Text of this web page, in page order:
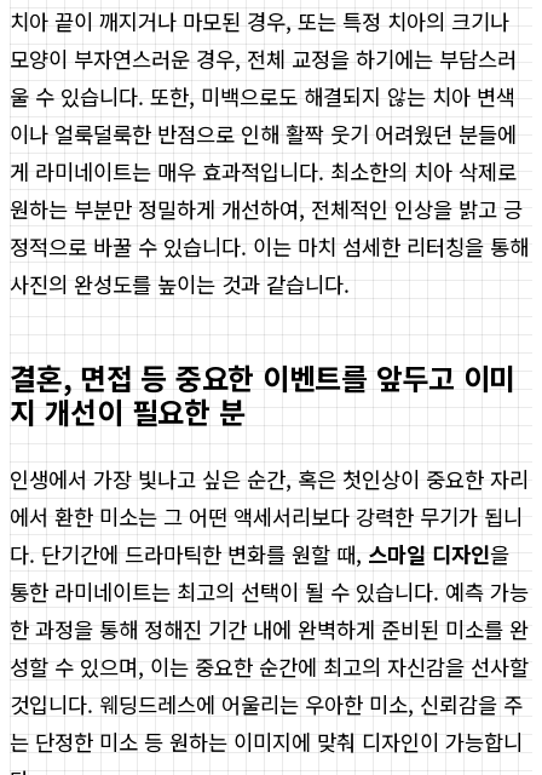
치아 끝이 깨지거나 마모된 경우, 또는 특정 치아의 크기나
모양이 부자연스러운 경우, 전체 교정을 하기에는 부담스러
울 수 있습니다. 또한, 미백으로도 해결되지 않는 치아 변색
이나 얼룩덜룩한 반점으로 인해 활짝 웃기 어려웠던 분들에
게 라미네이트는 매우 효과적입니다. 최소한의 치아 삭제로
원하는 부분만 정밀하게 개선하여, 전체적인 인상을 밝고 긍
정적으로 바꿀 수 있습니다. 이는 마치 섬세한 리터칭을 통해
사진의 완성도를 높이는 것과 같습니다.
결혼, 면접 등 중요한 이벤트를 앞두고 이미
지 개선이 필요한 분
인생에서 가장 빛나고 싶은 순간, 혹은 첫인상이 중요한 자리
에서 환한 미소는 그 어떤 액세서리보다 강력한 무기가 됩니
다. 단기간에 드라마틱한 변화를 원할 때, 스마일 디자인을
통한 라미네이트는 최고의 선택이 될 수 있습니다. 예측 가능
한 과정을 통해 정해진 기간 내에 완벽하게 준비된 미소를 완
성할 수 있으며, 이는 중요한 순간에 최고의 자신감을 선사할
것입니다. 웨딩드레스에 어울리는 우아한 미소, 신뢰감을 주
는 단정한 미소 등 원하는 이미지에 맞춰 디자인이 가능합니